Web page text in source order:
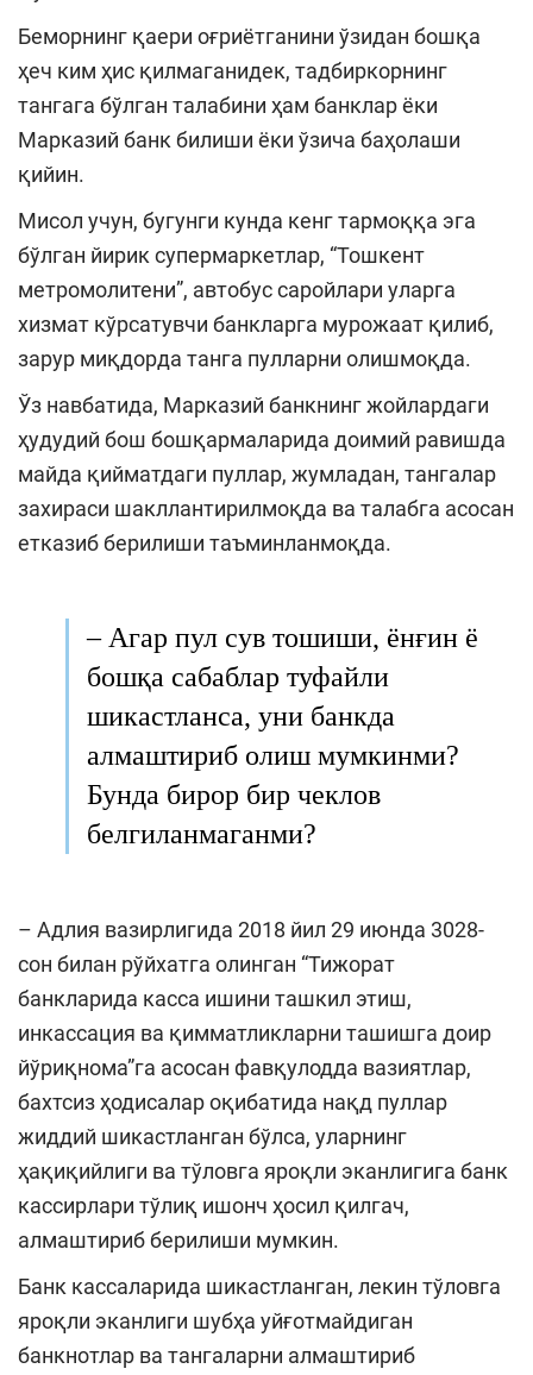
Беморнинг қаери оғриётганини ўзидан бошқа
ҳеч ким ҳис қилмаганидек, тадбиркорнинг
тангага бўлган талабини ҳам банклар ёки
Марказий банк билиши ёки ўзича баҳолаши
қийин.
Мисол учун, бугунги кунда кенг тармоққа эга
бўлган йирик супермаркетлар, “Тошкент
метромолитени”, автобус саройлари уларга
хизмат кўрсатувчи банкларга мурожаат қилиб,
зарур миқдорда танга пулларни олишмоқда.
Ўз навбатида, Марказий банкнинг жойлардаги
ҳудудий бош бошқармаларида доимий равишда
майда қийматдаги пуллар, жумладан, тангалар
захираси шакллантирилмоқда ва талабга асосан
етказиб берилиши таъминланмоқда.
–Агар пул сув тошиши, ёнғин ё
бошқа сабаблар туфайли
шикастланса, уни банкда
алмаштириб олиш мумкинми?
Бунда бирор бир чеклов
белгиланмаганми?
– Адлия вазирлигида 2018 йил 29 июнда 3028-
сон билан рўйхатга олинган “Тижорат
банкларида касса ишини ташкил этиш,
инкассация ва қимматликларни ташишга доир
йўриқнома”га асосан фавқулодда вазиятлар,
бахтсиз ҳодисалар оқибатида нақд пуллар
жиддий шикастланган бўлса, уларнинг
ҳақиқийлиги ва тўловга яроқли эканлигига банк
кассирлари тўлиқ ишонч ҳосил қилгач,
алмаштириб берилиши мумкин.
Банк кассаларида шикастланган, лекин тўловга
яроқли эканлиги шубҳа уйғотмайдиган
банкнотлар ва тангаларни алмаштириб